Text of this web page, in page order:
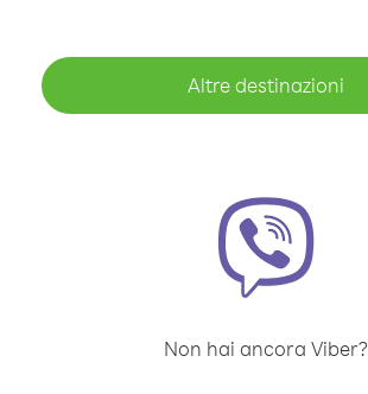
Altre destinazioni
Non hai ancora Viber?